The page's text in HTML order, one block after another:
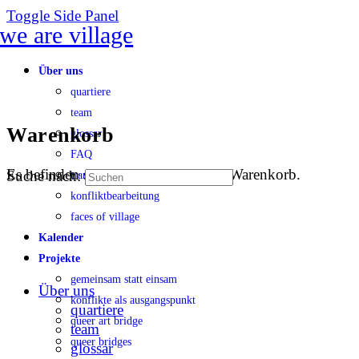
Toggle Side Panel
Über uns
quartiere
team
glossar
FAQ
transparenz
konfliktbearbeitung
faces of village
Kalender
Projekte
gemeinsam statt einsam
konflikte als ausgangspunkt
queer art bridge
queer bridges
Warenkorb
Es befinden sich keine Produkte im Warenkorb.
Suche nach:
Über uns
quartiere
team
glossar